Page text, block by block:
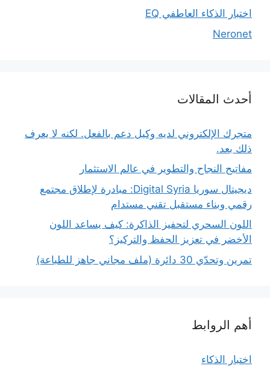
اختبار الذكاء العاطفي EQ
Neronet
أحدث المقالات
متجرك الإلكتروني لديه وكيل دعم بالفعل. لكنه لا يعرف
ذلك بعد.
مفاتيح النجاح والتطوير في عالم الاستثمار
ديجيتال سوريا Digital Syria: مبادرة لإطلاق مجتمع
رقمي وبناء مستقبل تقني مستدام
اللون السحري لتحفيز الذاكرة: كيف يساعد اللون
الأخضر في تعزيز الحفظ والتركيز؟
تمرين وتحدّي 30 دائرة (ملف مجاني جاهز للطباعة)
أهم الروابط
اختبار الذكاء